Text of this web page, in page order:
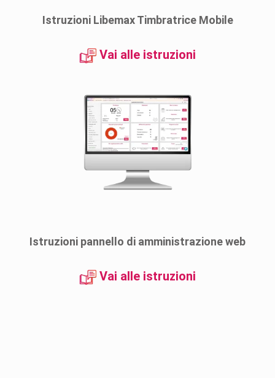
Istruzioni Libemax Timbratrice Mobile
Vai alle istruzioni
Istruzioni pannello di amministrazione web
Vai alle istruzioni